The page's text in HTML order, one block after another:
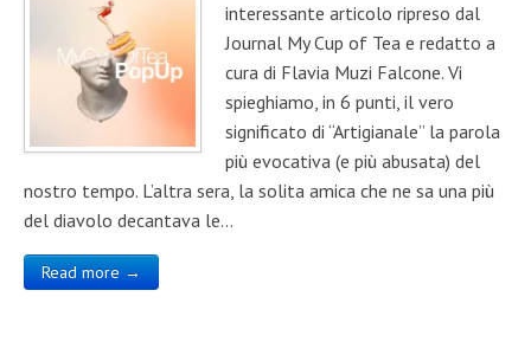
interessante articolo ripreso dal
Journal My Cup of Tea e redatto a
cura di Flavia Muzi Falcone. Vi
spieghiamo, in 6 punti, il vero
significato di “Artigianale” la parola
più evocativa (e più abusata) del
nostro tempo. L’altra sera, la solita amica che ne sa una più
del diavolo decantava le…
Read more →